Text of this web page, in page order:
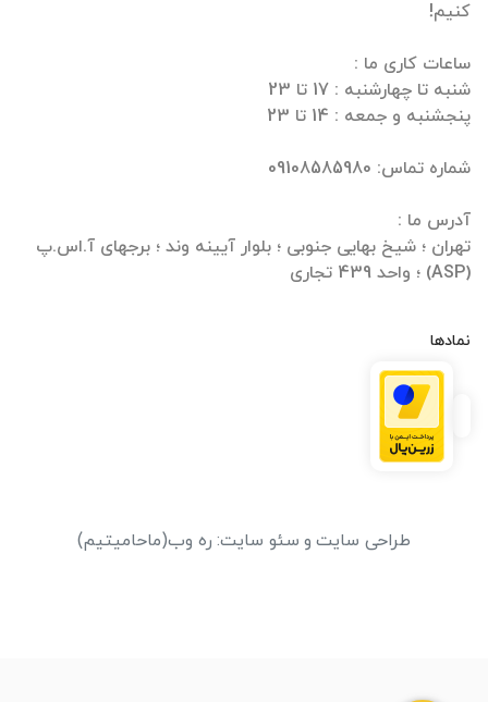
تهران ؛ شیخ بهایی جنوبی ؛ بلوار آیینه وند ؛ برجهای آ.اس.پ
(ASP) ؛ واحد 439 تجاری
نمادها
طراحی سایت و سئو سایت: ره وب(ماحامیتیم)